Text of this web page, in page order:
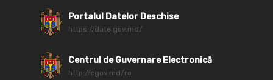
Portalul Datelor Deschise
https://date.gov.md/
Centrul de Guvernare Electronică
http://egov.md/ro